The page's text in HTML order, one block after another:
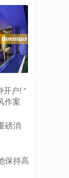
户! ”
作案
磅消
保持高